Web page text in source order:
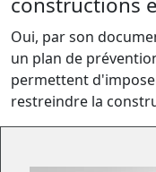
Oui, par son
un plan de
permettent
restreindre la